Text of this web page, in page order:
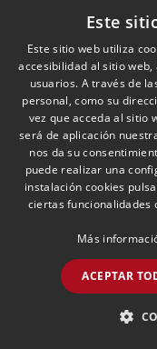
und
22/11/2024
In Spanien
von Schiffen
Gesetz 14/
Seeschifffahrt
beachten,
dispositiven
WEITERLESEN >>
Este
Este sitio web utiliza
accesibilidad al sitio
usuarios. A través de
personal, como su
vez que acceda al sitio
será de aplicación
nos da su
puede realizar una
instalación cookies
ciertas funcionalidades
Más
ACEPTAR